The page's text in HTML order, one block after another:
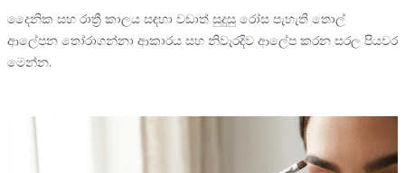
දෛනික සහ රාත්‍රී කාලය සඳහා වඩාත් සුදුසු රෝස පැහැති තොල්
ආලේපන තෝරාගන්නා ආකාරය සහ නිවැරදිව ආලේප කරන සරල පියවර
මෙන්න.